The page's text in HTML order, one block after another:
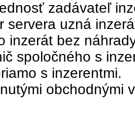
zadávateľ
servera uzná
inzerát bez
spoločného s
s inzerentmi.
obchodnými